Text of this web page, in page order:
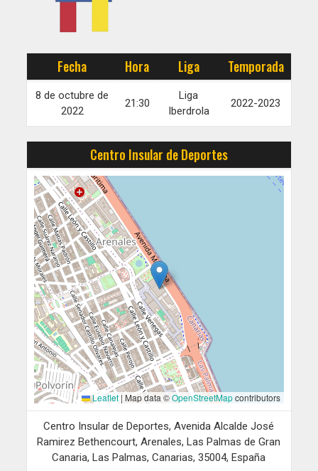
Fecha Hora Liga Temporada
8 de octubre de
2022
21:30
Liga
Iberdrola
2022-2023
Centro Insular de Deportes
Leaflet | Map data ©OpenStreetMapcontributors
Centro Insular de Deportes, Avenida Alcalde José
Ramirez Bethencourt, Arenales, Las Palmas de Gran
Canaria, Las Palmas, Canarias, 35004, España